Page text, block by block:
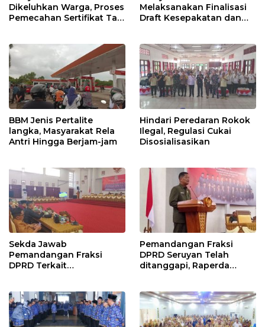
Dikeluhkan Warga, Proses
Pemecahan Sertifikat Tak
Melaksanakan Finalisasi
Draft Kesepakatan dan
BBM Jenis Pertalite
langka, Masyarakat Rela
Antri Hingga Berjam-jam
Hindari Peredaran Rokok
Ilegal, Regulasi Cukai
Disosialisasikan
Sekda Jawab
Pemandangan Fraksi
DPRD Terkait
2024
Pemandangan Fraksi
DPRD Seruyan Telah
ditanggapi, Raperda